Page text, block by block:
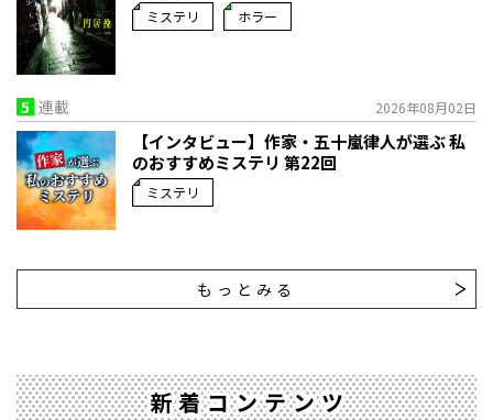
ミステリ ホラー
5 連載 2026年08月02日
【インタビュー】作家・五十嵐律人が選ぶ 私
のおすすめミステリ 第22回
ミステリ
もっとみる
新着コンテンツ